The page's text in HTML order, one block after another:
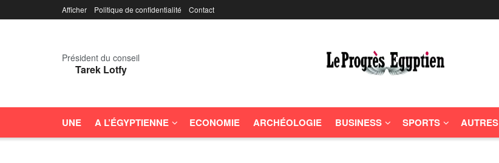
Afficher Politique de confidentialité Contact
Président du conseil
Tarek Lotfy
UNE A L’ÉGYPTIENNE ECONOMIE ARCHÉOLOGIE BUSINESS SPORTS AUTRES